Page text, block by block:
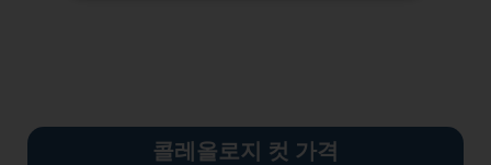
콜레올로지 컷 가격